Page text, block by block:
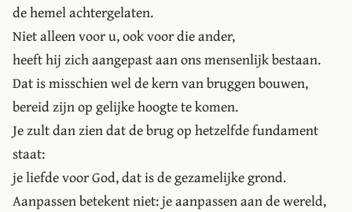
de hemel achtergelaten.
Niet alleen voor u, ook voor die ander,
heeft hij zich aangepast aan ons mensenlijk bestaan.
Dat is misschien wel de kern van bruggen bouwen,
bereid zijn op gelijke hoogte te komen.
Je zult dan zien dat de brug op hetzelfde fundament
staat:
je liefde voor God, dat is de gezamelijke grond.
Aanpassen betekent niet: je aanpassen aan de wereld,